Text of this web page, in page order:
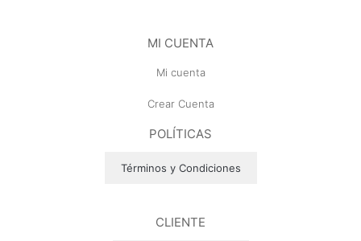
MI CUENTA
Mi cuenta
Crear Cuenta
POLÍTICAS
Términos y Condiciones
CLIENTE